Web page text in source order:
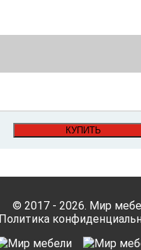
КУПИТЬ
© 2017 - 2026. Мир
Политика